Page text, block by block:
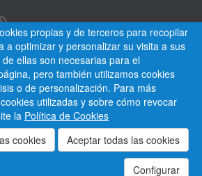
propias y de terceros para recopilar
a optimizar y personalizar su visita a sus
ellas son necesarias para el
pero también utilizamos cookies
o de personalización. Para más
utilizadas y sobre cómo revocar
la Política de Cookies
Configurar
de Madrid, S. A.
Aviso legal
Normativa
Mapa del sitio
Contactar
Empleados